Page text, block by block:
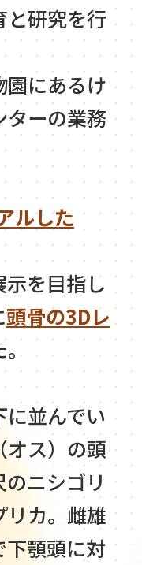
と研究を行
園にあるけ
ターの業務
ルした
を目指し
頭骨の3Dレ
に並んでい
オス）の頭
ニシゴリ
リカ。雌雄
下顎頭に対